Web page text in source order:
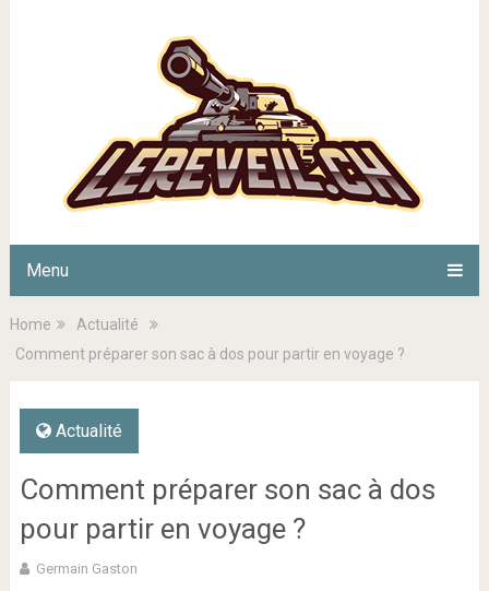
Menu
Home
Actualité
Comment préparer son sac à dos pour partir en voyage ?
Actualité
Comment préparer son sac à dos
pour partir en voyage ?
Germain Gaston